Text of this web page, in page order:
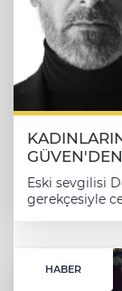
Eski sevgilisi
gerekçesiyle
etmek
"Failler
mekandan ayrılmaya
HABER